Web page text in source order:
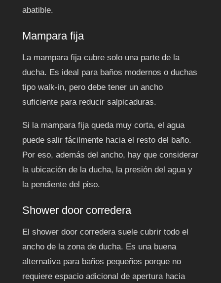
abatible.
Mampara fija
La mampara fija cubre solo una parte de la
ducha. Es ideal para baños modernos o duchas
tipo walk-in, pero debe tener un ancho
suficiente para reducir salpicaduras.
Si la mampara fija queda muy corta, el agua
puede salir fácilmente hacia el resto del baño.
Por eso, además del ancho, hay que considerar
la ubicación de la ducha, la presión del agua y
la pendiente del piso.
Shower door corredera
El shower door corredera suele cubrir todo el
ancho de la zona de ducha. Es una buena
alternativa para baños pequeños porque no
requiere espacio adicional de apertura hacia